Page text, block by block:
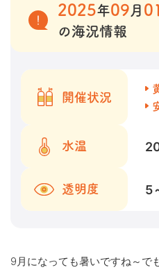
2025年09 月 01
の海況情報
開催状況
水温
透明度 5
9月になっても暑いですね～で